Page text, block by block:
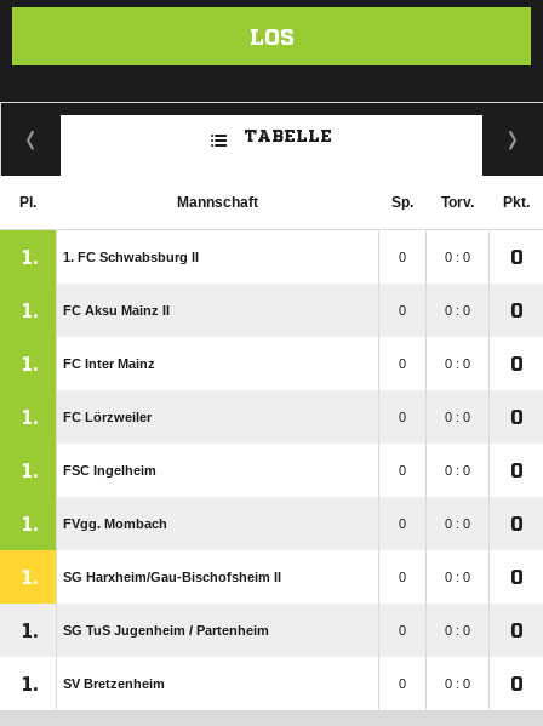
LOS
TABELLE
Pl. Mannschaft Sp. Torv. Pkt.
1. 1. FC Schwabsburg II 0 0 : 0 0
1. FC Aksu Mainz II 0 0 : 0 0
1. FC Inter Mainz 0 0 : 0 0
1. FC Lörzweiler 0 0 : 0 0
1. FSC Ingelheim 0 0 : 0 0
1. FVgg. Mombach 0 0 : 0 0
1. SG Harxheim/​Gau-Bischofsheim II 0 0 : 0 0
1. SG TuS Jugenheim /​ Partenheim 0 0 : 0 0
1. SV Bretzenheim 0 0 : 0 0